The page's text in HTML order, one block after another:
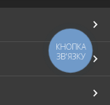
КНОПКА
ЗВ'ЯЗКУ